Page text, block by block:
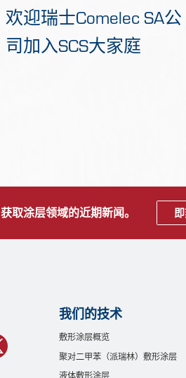
欢迎瑞士Comelec SA公
司加入SCS大家庭
获取涂层领域的近期新闻。
我们的技术
敷形涂层概览
聚对二甲苯（派瑞林）敷形涂层
液体敷形涂层